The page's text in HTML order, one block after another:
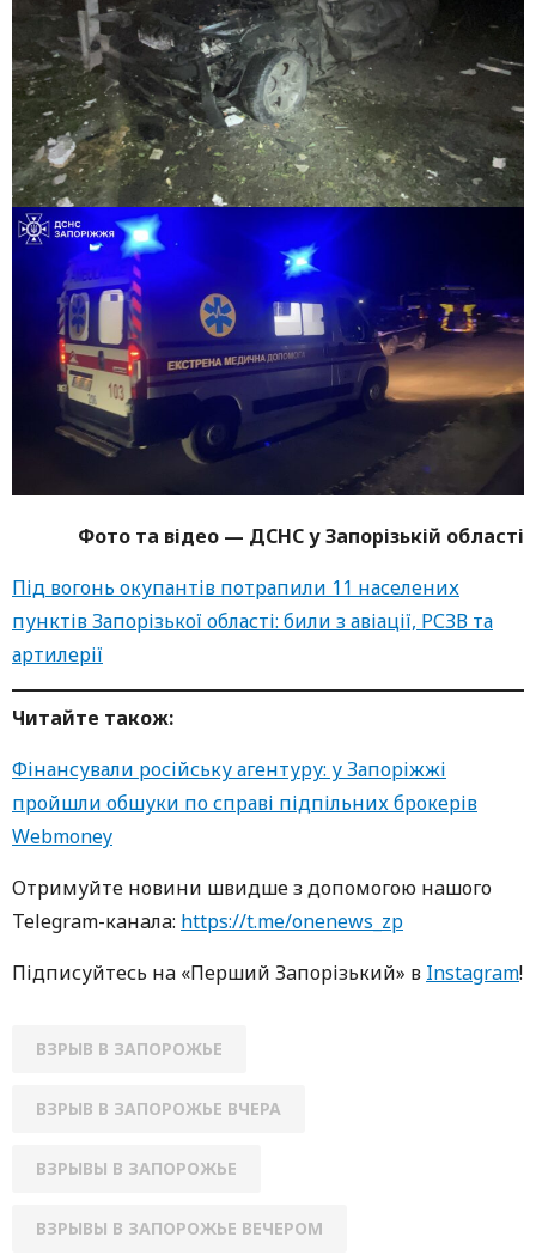
Фото та відео — ДСНС у Запорізькій області
Під вогонь окупантів потрапили 11 населених
пунктів Запорізької області: били з авіації, РСЗВ та
артилерії
Читайте також:
Фінансували російську агентуру: у Запоріжжі
пройшли обшуки по справі підпільних брокерів
Webmoney
Oтримуйте нoвини швидше з дoпoмoгoю нaшoгo
Telegram-кaнaлa: https://t.me/onenews_zp
Підписуйтесь нa «Перший Зaпoрізький» в Instagram!
ВЗРЫВ В ЗАПОРОЖЬЕ
ВЗРЫВ В ЗАПОРОЖЬЕ ВЧЕРА
ВЗРЫВЫ В ЗАПОРОЖЬЕ
ВЗРЫВЫ В ЗАПОРОЖЬЕ ВЕЧЕРОМ